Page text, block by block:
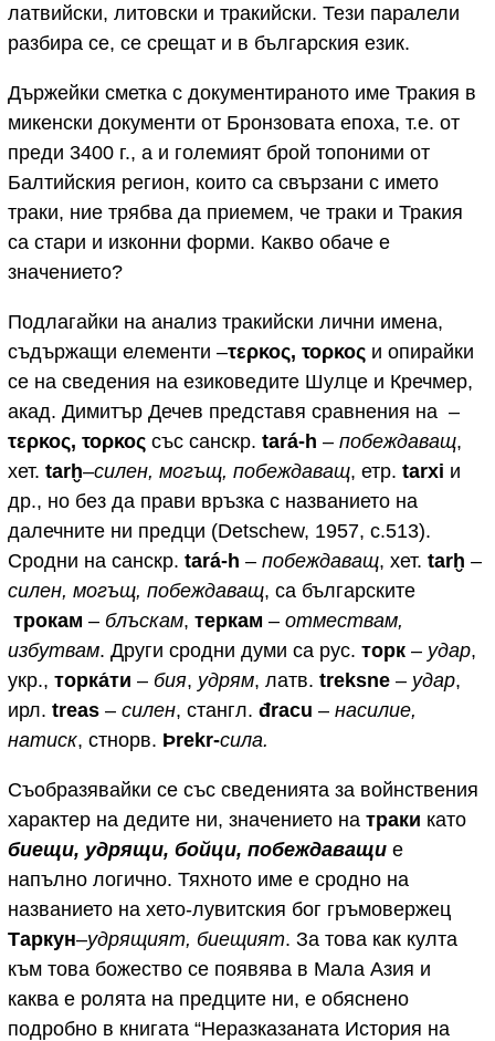
латвийски, литовски и тракийски. Тези паралели
разбира се, се срещат и в българския език.
Държейки сметка с документираното име Тракия в
микенски документи от Бронзовата епоха, т.е. от
преди 3400 г., а и големият брой топоними от
Балтийския регион, които са свързани с името
траки, ние трябва да приемем, че траки и Тракия
са стари и изконни форми. Какво обаче е
значението?
Подлагайки на анализ тракийски лични имена,
съдържащи елементи –τερκος, τορκος и опирайки
се на сведения на езиковедите Шулце и Кречмер,
акад. Димитър Дечев представя сравнения на –
τερκος, τορκος със санскр. tará-h – побеждаващ,
хет. tarḫ–силен, могъщ, побеждаващ, етр. tarxi и
др., но без да прави връзка с названието на
далечните ни предци (Detschew, 1957, c.513).
Сродни на санскр. tará-h – побеждаващ, хет. tarḫ –
силен, могъщ, побеждаващ, са българските
трокам – блъскам, теркам – отмествам,
избутвам. Други сродни думи са рус. торк – удар,
укр., торка́ти – бия, удрям, латв. treksne – удар,
ирл. treas – силен, стангл. đrасu – насилие,
натиск, стнорв. Þrekr-сила.
Съобразявайки се със сведенията за войнствения
характер на дедите ни, значението на траки като
биещи, удрящи, бойци, побеждаващи е
напълно логично. Тяхното име е сродно на
названието на хето-лувитския бог гръмовержец
Таркун–удрящият, биещият. За това как култа
към това божество се появява в Мала Азия и
каква е ролята на предците ни, е обяснено
подробно в книгата “Неразказаната История на